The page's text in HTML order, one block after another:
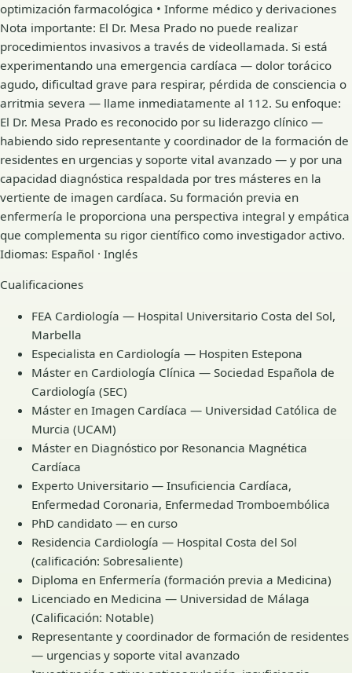
optimización farmacológica • Informe médico y derivaciones
Nota importante: El Dr. Mesa Prado no puede realizar
procedimientos invasivos a través de videollamada. Si está
experimentando una emergencia cardíaca — dolor torácico
agudo, dificultad grave para respirar, pérdida de consciencia o
arritmia severa — llame inmediatamente al 112. Su enfoque:
El Dr. Mesa Prado es reconocido por su liderazgo clínico —
habiendo sido representante y coordinador de la formación de
residentes en urgencias y soporte vital avanzado — y por una
capacidad diagnóstica respaldada por tres másteres en la
vertiente de imagen cardíaca. Su formación previa en
enfermería le proporciona una perspectiva integral y empática
que complementa su rigor científico como investigador activo.
Idiomas: Español · Inglés
Cualificaciones
FEA Cardiología — Hospital Universitario Costa del Sol,
Marbella
Especialista en Cardiología — Hospiten Estepona
Máster en Cardiología Clínica — Sociedad Española de
Cardiología (SEC)
Máster en Imagen Cardíaca — Universidad Católica de
Murcia (UCAM)
Máster en Diagnóstico por Resonancia Magnética
Cardíaca
Experto Universitario — Insuficiencia Cardíaca,
Enfermedad Coronaria, Enfermedad Tromboembólica
PhD candidato — en curso
Residencia Cardiología — Hospital Costa del Sol
(calificación: Sobresaliente)
Diploma en Enfermería (formación previa a Medicina)
Licenciado en Medicina — Universidad de Málaga
(Calificación: Notable)
Representante y coordinador de formación de residentes
— urgencias y soporte vital avanzado